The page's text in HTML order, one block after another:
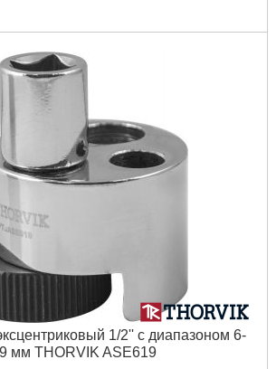
1/2'' с диапазоном 6-
мм THORVIK ASE619